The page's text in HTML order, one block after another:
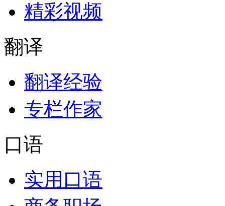
精彩视频
翻译
翻译经验
专栏作家
口语
实用口语